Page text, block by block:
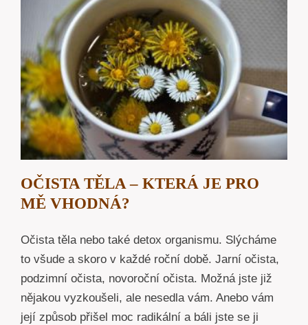
OČISTA TĚLA – KTERÁ JE PRO
MĚ VHODNÁ?
Očista těla nebo také detox organismu. Slýcháme
to všude a skoro v každé roční době. Jarní očista,
podzimní očista, novoroční očista. Možná jste již
nějakou vyzkoušeli, ale nesedla vám. Anebo vám
její způsob přišel moc radikální a báli jste se ji